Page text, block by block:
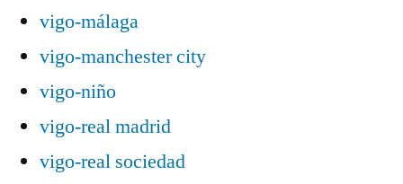
vigo-málaga
vigo-manchester city
vigo-niño
vigo-real madrid
vigo-real sociedad